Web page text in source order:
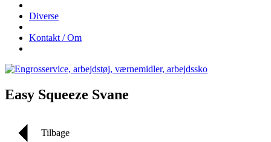
Diverse
Kontakt / Om
Easy Squeeze Svane
Tilbage